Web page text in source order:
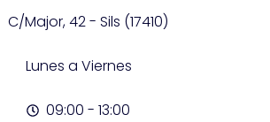
C/Major, 42 - Sils (17410)
Lunes a Viernes
09:00 - 13:00